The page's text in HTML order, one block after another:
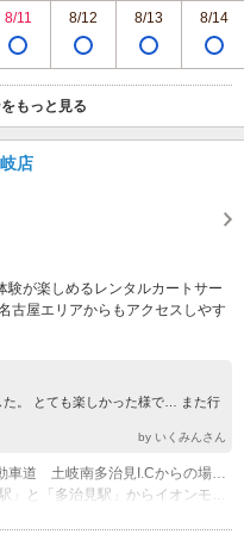
8/11 8/12 8/13 8/14
もっと見る
店
験が楽しめるレンタルカートサー
古屋エリアからもアクセスしやす
。 とても楽しかった様で… また行
by いくみんさん
(1)【お車でお越しの方】 ◯東海環状自動車道 土岐南多治見I.Cからの場合 東海環状自動車道「土岐南多治見IC」から北西へ2km 「土岐プレミアムアウトレット」と直結で道路が整備されています。 ◯中央道多治見I.Cからの場合 中央道多治見I.Cから約6km
で） ※雨天時は11月～2月16:00